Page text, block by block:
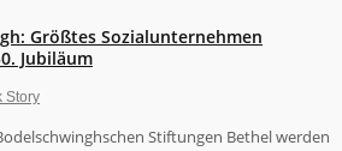
Größtes Sozialunternehmen
Jubiläum
Story
Stiftungen Bethel werden